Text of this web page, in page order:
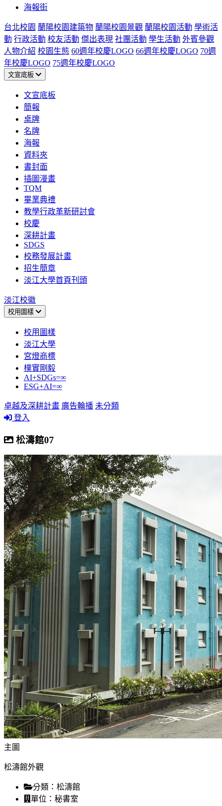
海報街
台北校園 蘭陽校園建築物 蘭陽校園景觀 蘭陽校園活動 學術活
動 行政活動 校友活動 傑出表現 社團活動 學生活動 外賓參觀
人物介紹 校園生態 60週年校慶LOGO 66週年校慶LOGO 70週
年校慶LOGO 75週年校慶LOGO
文宣底板
文宣底板
簡報
桌牌
名牌
海報
資料夾
書封面
插圖漫畫
TQM
畢業典禮
教學行政革新研討會
校慶
深耕計畫
SDGS
校務發展計畫
招生簡章
淡江大學首頁刊頭
淡江校徽
校用圖樣
校用圖樣
淡江大學
宮燈商標
樸實剛毅
AI+SDGs=∞
ESG+AI=∞
卓越及深耕計畫 廣告輪播 未分類
登入
松濤館07
主圖
松濤館外觀
分類： 松濤館
單位： 秘書室